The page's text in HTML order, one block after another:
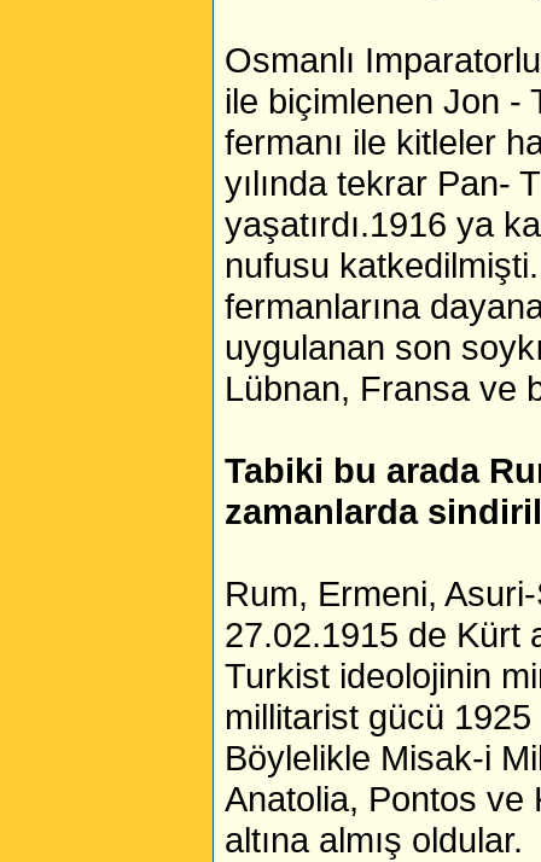
Osmanlı
ile biçimlenen Jon -
fermanı ile kitleler
yılında tekrar Pan-
yaşatırdı.1916 ya
nufusu katkedilmişti.
fermanlarına
uygulanan son
Lübnan, Fransa ve
Tabiki bu arada
zamanlarda
Rum, Ermeni,
27.02.1915 de Kürt
Turkist ideolojinin
millitarist gücü 1925
Böylelikle Misak-i
Anatolia, Pontos ve
altına almış oldular.